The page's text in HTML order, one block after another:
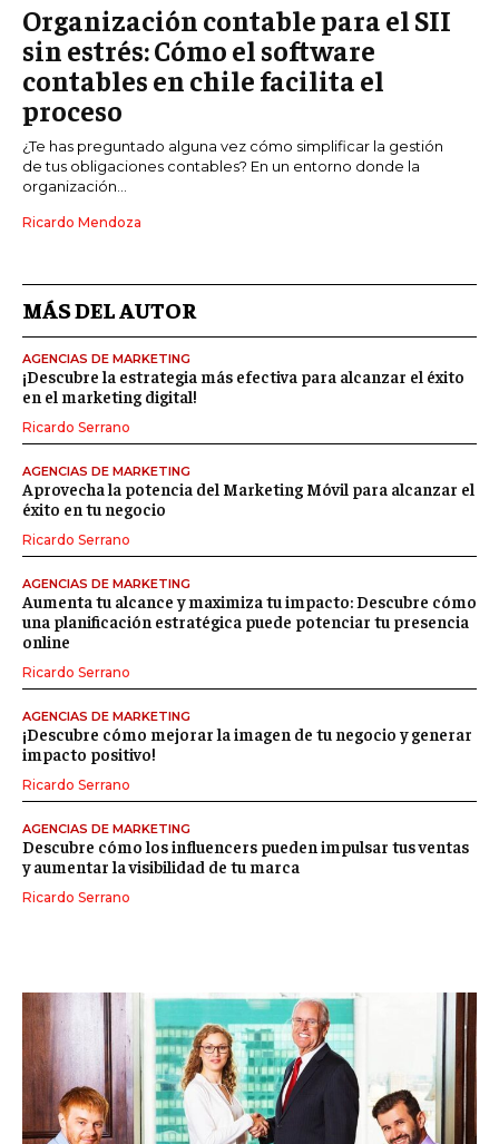
Organización contable para el SII
sin estrés: Cómo el software
contables en chile facilita el
proceso
¿Te has preguntado alguna vez cómo simplificar la gestión
de tus obligaciones contables? En un entorno donde la
organización...
Ricardo Mendoza
MÁS DEL AUTOR
AGENCIAS DE MARKETING
¡Descubre la estrategia más efectiva para alcanzar el éxito
en el marketing digital!
Ricardo Serrano
AGENCIAS DE MARKETING
Aprovecha la potencia del Marketing Móvil para alcanzar el
éxito en tu negocio
Ricardo Serrano
AGENCIAS DE MARKETING
Aumenta tu alcance y maximiza tu impacto: Descubre cómo
una planificación estratégica puede potenciar tu presencia
online
Ricardo Serrano
AGENCIAS DE MARKETING
¡Descubre cómo mejorar la imagen de tu negocio y generar
impacto positivo!
Ricardo Serrano
AGENCIAS DE MARKETING
Descubre cómo los influencers pueden impulsar tus ventas
y aumentar la visibilidad de tu marca
Ricardo Serrano